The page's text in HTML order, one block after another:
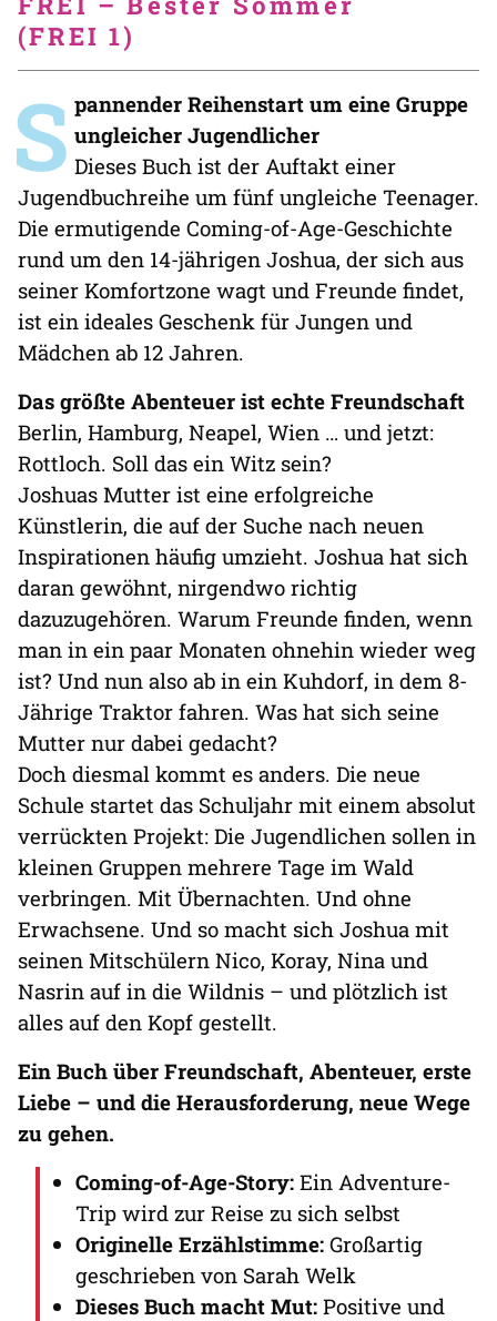
(FREI 1)
S pannender Reihenstart um eine Gruppe
ungleicher Jugendlicher
Dieses Buch ist der Auftakt einer
Jugendbuchreihe um fünf ungleiche Teenager.
Die ermutigende Coming-of-Age-Geschichte
rund um den 14-jährigen Joshua, der sich aus
seiner Komfortzone wagt und Freunde findet,
ist ein ideales Geschenk für Jungen und
Mädchen ab 12 Jahren.
Das größte Abenteuer ist echte Freundschaft
Berlin, Hamburg, Neapel, Wien … und jetzt:
Rottloch. Soll das ein Witz sein?
Joshuas Mutter ist eine erfolgreiche
Künstlerin, die auf der Suche nach neuen
Inspirationen häufig umzieht. Joshua hat sich
daran gewöhnt, nirgendwo richtig
dazuzugehören. Warum Freunde finden, wenn
man in ein paar Monaten ohnehin wieder weg
ist? Und nun also ab in ein Kuhdorf, in dem 8-
Jährige Traktor fahren. Was hat sich seine
Mutter nur dabei gedacht?
Doch diesmal kommt es anders. Die neue
Schule startet das Schuljahr mit einem absolut
verrückten Projekt: Die Jugendlichen sollen in
kleinen Gruppen mehrere Tage im Wald
verbringen. Mit Übernachten. Und ohne
Erwachsene. Und so macht sich Joshua mit
seinen Mitschülern Nico, Koray, Nina und
Nasrin auf in die Wildnis – und plötzlich ist
alles auf den Kopf gestellt.
Ein Buch über Freundschaft, Abenteuer, erste
Liebe – und die Herausforderung, neue Wege
zu gehen.
Coming-of-Age-Story: Ein Adventure-
Trip wird zur Reise zu sich selbst
Originelle Erzählstimme: Großartig
geschrieben von Sarah Welk
Dieses Buch macht Mut: Positive und